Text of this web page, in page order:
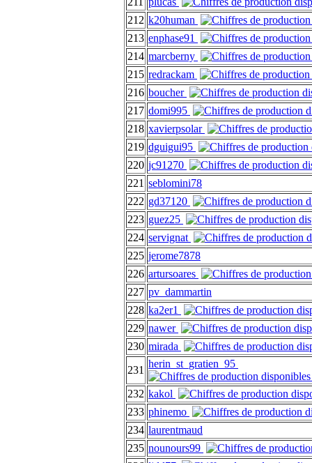
212 k20human
213 enphase91
214 marcberny
215 redrackam
216 boucher
217 domi995
218 xavierpsolar
219 dguigui95
220 jc91270
221 seblomini78
222 gd37120
223 guez25
224 servignat
225 jerome7878
226 artursoares
227 pv_dammartin
228 ka2er1
229 nawer
230 mirada
231
herin_st_gratien_95
232 kakol
233 phinemo
234 laurentmaud
235 nounours99